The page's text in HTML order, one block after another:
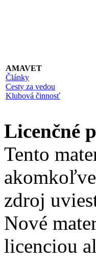
AMAVET
Články
Cesty za vedou
Klubová činnosť
Licenčné
Tento
zdroj
Nové
licenciou